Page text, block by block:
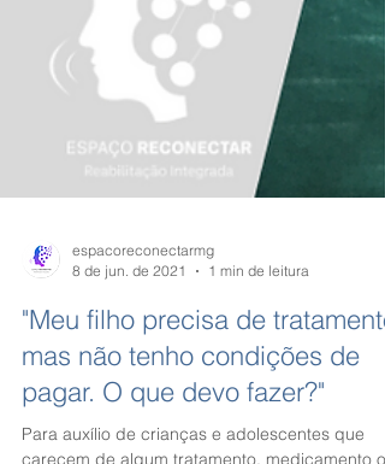
8 de jun. de 2021
1 min de leitura
"Meu filho precisa de
mas não tenho condições de
pagar. O que devo fazer?"